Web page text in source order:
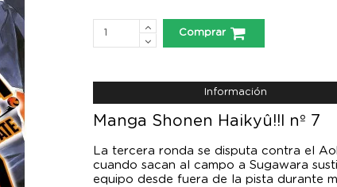
Comprar
Información
Manga Shonen Haikyû!!l nº 7
La tercera ronda se disputa contra el
cuando sacan al campo a Sugawara
equipo desde fuera de la pista durante